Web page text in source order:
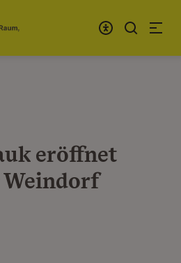
eröffnet